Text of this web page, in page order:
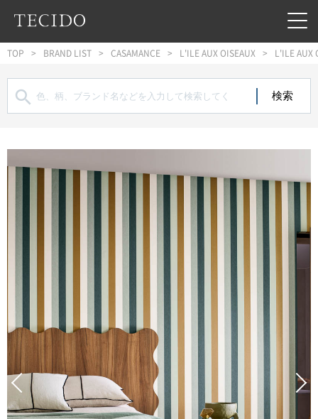
フッターへジャンプ
TOP BRAND LIST CASAMANCE L'ILE AUX OISEAUX L'ILE AUX
